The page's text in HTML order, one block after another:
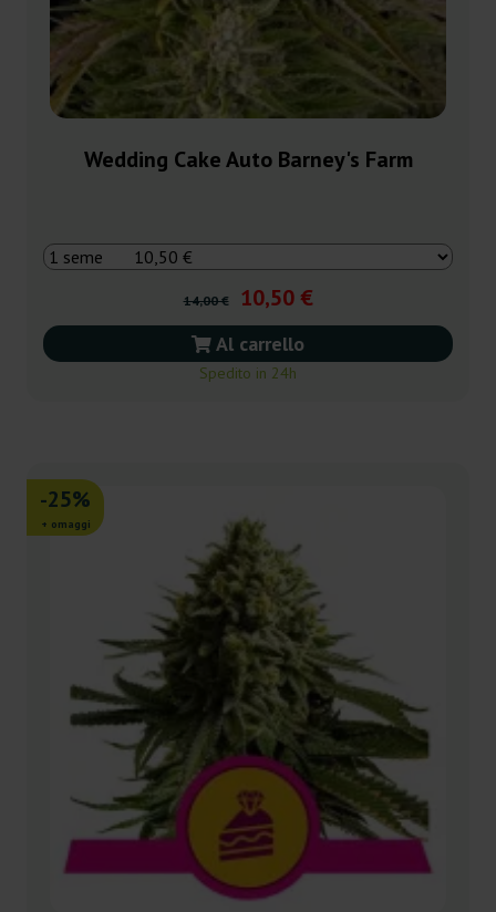
Wedding Cake Auto Barney's Farm
14,00 € 10,50 €
Al carrello
Spedito in 24h
-25%
+ omaggi